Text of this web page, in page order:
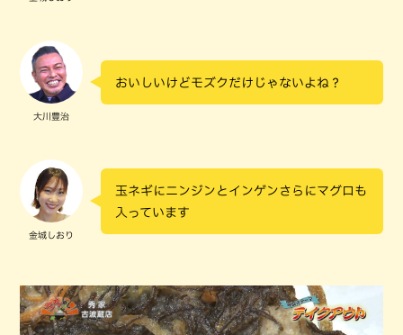
大川豊治
おいしいけどモズクだけじゃないよね？
金城しおり
玉ネギにニンジンとインゲンさらにマグロも
入っています